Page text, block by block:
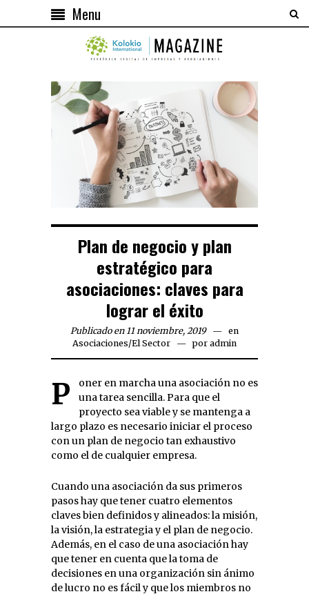
Menu
Plan de negocio y plan
estratégico para
asociaciones: claves para
lograr el éxito
Publicado en 11 noviembre, 2019
en
Asociaciones/El Sector por admin
Poner en marcha una asociación no es
una tarea sencilla. Para que el
proyecto sea viable y se mantenga a
largo plazo es necesario iniciar el proceso
con un plan de negocio tan exhaustivo
como el de cualquier empresa.
Cuando una asociación da sus primeros
pasos hay que tener cuatro elementos
claves bien definidos y alineados: la misión,
la visión, la estrategia y el plan de negocio.
Además, en el caso de una asociación hay
que tener en cuenta que la toma de
decisiones en una organización sin ánimo
de lucro no es fácil y que los miembros no